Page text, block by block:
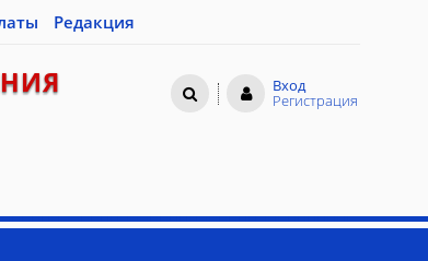
Редакция
Вход
Регистрация